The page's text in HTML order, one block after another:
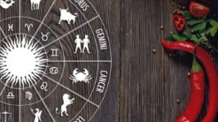
por Set como presente. Esta
do falecido contribuiu
com a mumificação e a sua
de um chacal.